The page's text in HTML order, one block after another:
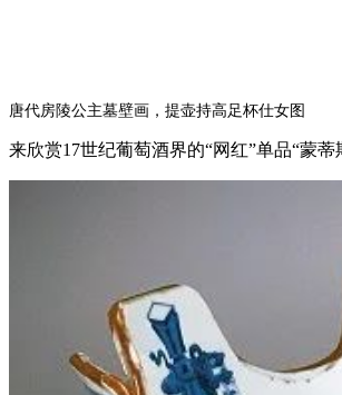
唐代房陵公主墓壁画，提壶持高足杯仕女图
来欣赏17世纪葡萄酒界的“网红”单品“蒙